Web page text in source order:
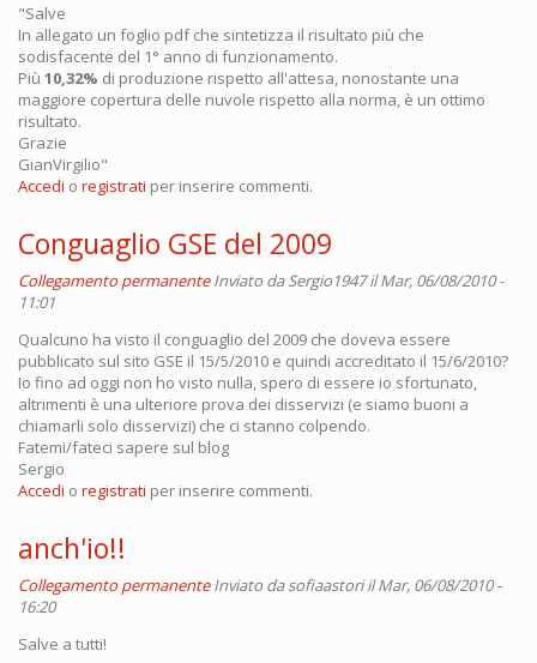
"Salve
In allegato un foglio pdf che sintetizza il risultato più che
sodisfacente del 1° anno di funzionamento.
Più 10,32% di produzione rispetto all'attesa, nonostante una
maggiore copertura delle nuvole rispetto alla norma, è un ottimo
risultato.
Grazie
GianVirgilio"
Accedi o registrati per inserire commenti.
Conguaglio GSE del 2009
Collegamento permanente Inviato da Sergio1947il Mar, 06/08/2010 -
11:01
Qualcuno ha visto il conguaglio del 2009 che doveva essere
pubblicato sul sito GSE il 15/5/2010 e quindi accreditato il 15/6/2010?
Io fino ad oggi non ho visto nulla, spero di essere io sfortunato,
altrimenti è una ulteriore prova dei disservizi (e siamo buoni a
chiamarli solo disservizi) che ci stanno colpendo.
Fatemi/fateci sapere sul blog
Sergio
Accedi o registrati per inserire commenti.
anch'io!!
Collegamento permanente Inviato da sofiaastoriil Mar, 06/08/2010 -
16:20
Salve a tutti!